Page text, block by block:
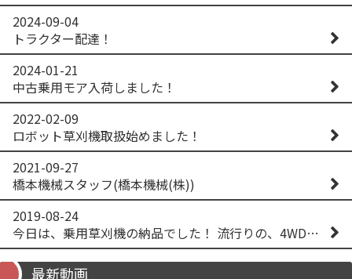
2024-09-04
トラクター配達！
2024-01-21
中古乗用モア入荷しました！
2022-02-09
ロボット草刈機取扱始めました！
2021-09-27
橋本機械スタッフ(橋本機械(株))
2019-08-24
今日は、乗用草刈機の納品でした！ 流行りの、4WD！ #イセキアグリ #オーレック #四駆 #増税間近
最新動画